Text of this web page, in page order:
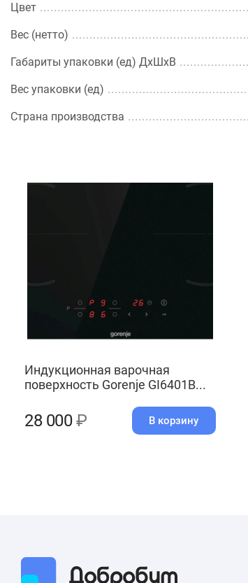
Цвет
Вес (нетто)
Габариты упаковки (ед) ДхШхВ
Вес упаковки (ед)
Страна производства
Индукционная варочная
поверхность Gorenje GI6401B...
28 000₽ В корзину